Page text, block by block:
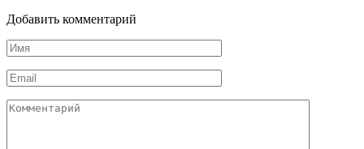
Добавить комментарий
Имя
*
Email
*
Комментарий